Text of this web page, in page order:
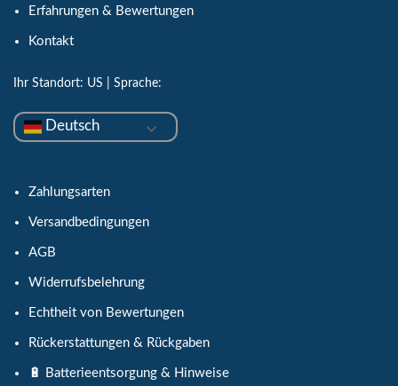
Erfahrungen & Bewertungen
Kontakt
Ihr Standort: US | Sprache:
Deutsch
Zahlungsarten
Versandbedingungen
AGB
Widerrufsbelehrung
Echtheit von Bewertungen
Rückerstattungen & Rückgaben
🔋 Batterieentsorgung & Hinweise